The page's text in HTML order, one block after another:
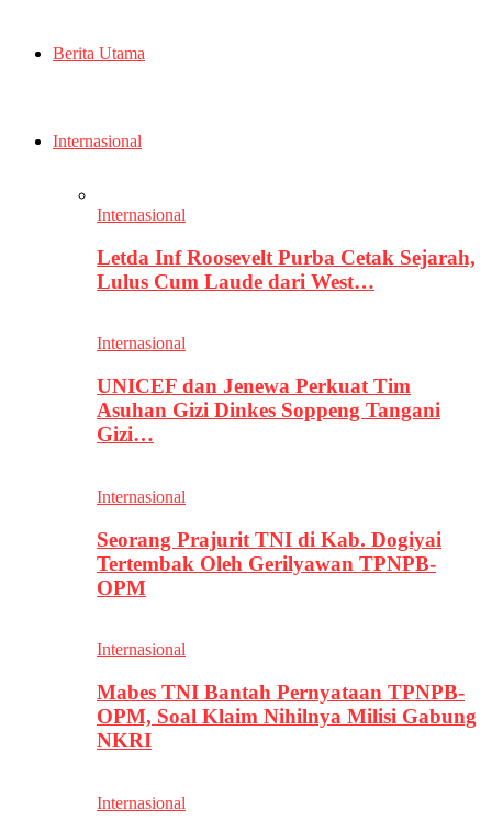
Berita Utama
Internasional
Internasional
Letda Inf Roosevelt Purba Cetak Sejarah,
Lulus Cum Laude dari West…
Internasional
UNICEF dan Jenewa Perkuat Tim
Asuhan Gizi Dinkes Soppeng Tangani
Gizi…
Internasional
Seorang Prajurit TNI di Kab. Dogiyai
Tertembak Oleh Gerilyawan TPNPB-
OPM
Internasional
Mabes TNI Bantah Pernyataan TPNPB-
OPM, Soal Klaim Nihilnya Milisi Gabung
NKRI
Internasional